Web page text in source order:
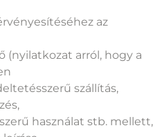
az
(nyilatkozat arról, hogy a
szállítás,
használat stb. mellett,